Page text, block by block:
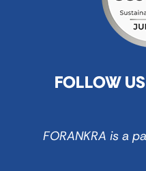
FOLLOW US
FORANKRA is a